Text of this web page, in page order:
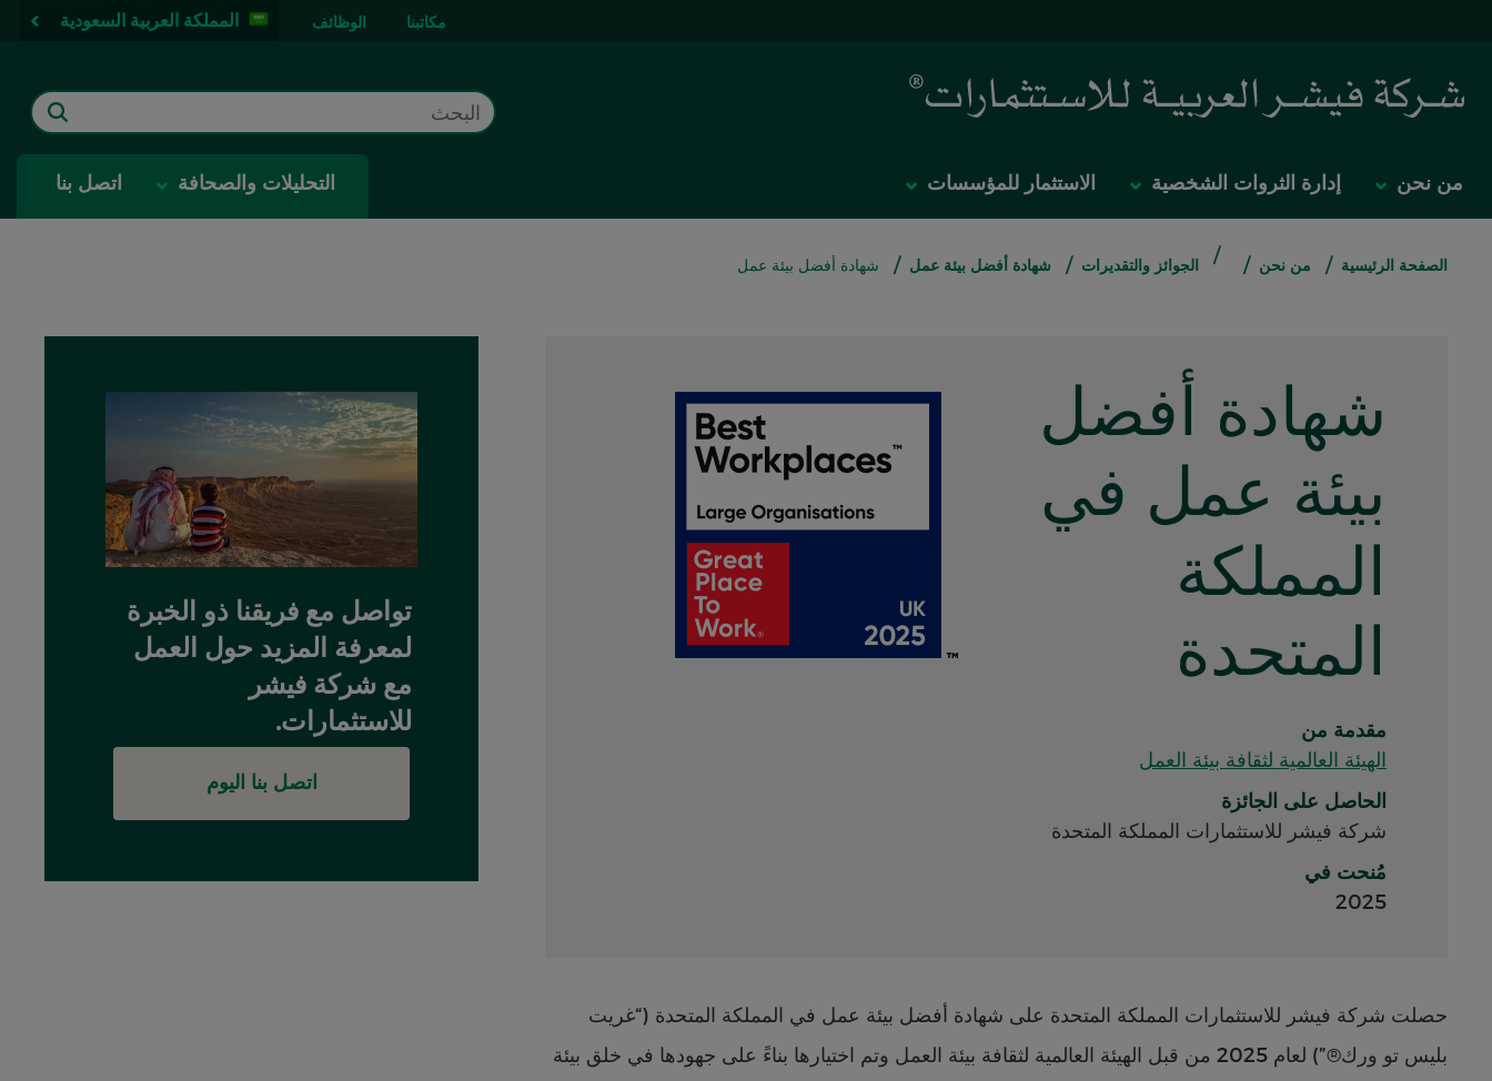
مكاتبنا الوظائف المملكة العربية السعودية
من نحن إدارة الثروات الشخصية الاستثمار للمؤسسات التحليلات والصحافة اتصل بنا
الصفحة الرئيسية / من نحن /
/ الجوائز والتقديرات / شهادة أفضل بيئة عمل / شهادة أفضل بيئة عمل
شهادة أفضل
بيئة عمل في
المملكة
المتحدة
مقدمة من
الهيئة العالمية لثقافة بيئة العمل
الحاصل على الجائزة
شركة فيشر للاستثمارات المملكة المتحدة
مُنحت في
2025
حصلت شركة فيشر للاستثمارات المملكة المتحدة على شهادة أفضل بيئة عمل في المملكة المتحدة (“غريت
بليس تو ورك®”) لعام 2025 من قبل الهيئة العالمية لثقافة بيئة العمل وتم اختيارها بناءً على جهودها في خلق بيئة
تواصل مع فريقنا ذو الخبرة
لمعرفة المزيد حول العمل
مع شركة فيشر
للاستثمارات.
اتصل بنا اليوم